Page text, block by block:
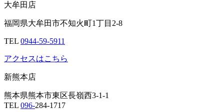
大牟田店
福岡県大牟田市不知火町1丁目2-8
TEL 0944-59-5911
アクセスはこちら
新熊本店
熊本県熊本市東区長嶺西3-1-1
TEL 096-284-1717